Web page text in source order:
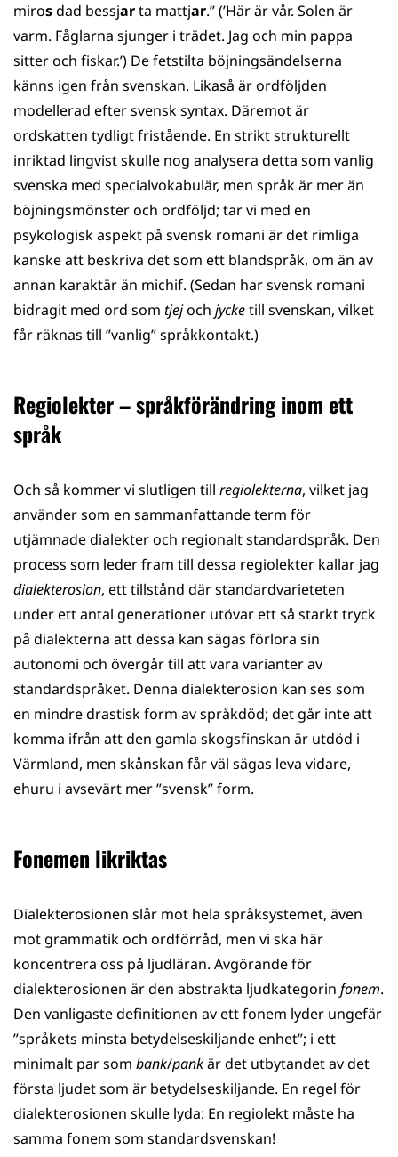
mirosdad bessjarta mattjar.” (’Här är vår. Solen är
varm. Fåglarna sjunger i trädet. Jag och min pappa
sitter och fiskar.’) De fetstilta böjningsändelserna
känns igen från svenskan. Likaså är ordföljden
modellerad efter svensk syntax. Däremot är
ordskatten tydligt fristående. En strikt strukturellt
inriktad lingvist skulle nog analysera detta som vanlig
svenska med specialvokabulär, men språk är mer än
böjningsmönster och ordföljd; tar vi med en
psykologisk aspekt på svensk romani är det rimliga
kanske att beskriva det som ett blandspråk, om än av
annan karaktär än michif. (Sedan har svensk romani
bidragit med ord som tjejoch jycketill svenskan, vilket
får räknas till ”vanlig” språkkontakt.)
Regiolekter – språkförändring inom ett
språk
Och så kommer vi slutligen till regiolekterna, vilket jag
använder som en sammanfattande term för
utjämnade dialekter och regionalt standardspråk. Den
process som leder fram till dessa regiolekter kallar jag
dialekterosion, ett tillstånd där standardvarieteten
under ett antal generationer utövar ett så starkt tryck
på dialekterna att dessa kan sägas förlora sin
autonomi och övergår till att vara varianter av
standardspråket. Denna dialekterosion kan ses som
en mindre drastisk form av språkdöd; det går inte att
komma ifrån att den gamla skogsfinskan är utdöd i
Värmland, men skånskan får väl sägas leva vidare,
ehuru i avsevärt mer ”svensk” form.
Fonemen likriktas
Dialekterosionen slår mot hela språksystemet, även
mot grammatik och ordförråd, men vi ska här
koncentrera oss på ljudläran. Avgörande för
dialekterosionen är den abstrakta ljudkategorin fonem.
Den vanligaste definitionen av ett fonem lyder ungefär
”språkets minsta betydelseskiljande enhet”; i ett
minimalt par som bank/pankär det utbytandet av det
första ljudet som är betydelseskiljande. En regel för
dialekterosionen skulle lyda: En regiolekt måste ha
samma fonem som standardsvenskan!